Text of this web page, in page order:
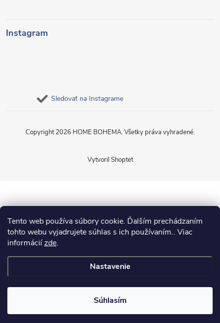
Tento web používa súbory cookie. Ďalším prechádzaním
tohto webu vyjadrujete súhlas s ich používaním.. Viac
informáciízde.
Nastavenie
Súhlasím
Instagram
Sledovať na Instagrame
Vytvoril Shoptet
Copyright 2026 HOME BOHEMA. Všetky práva vyhradené.